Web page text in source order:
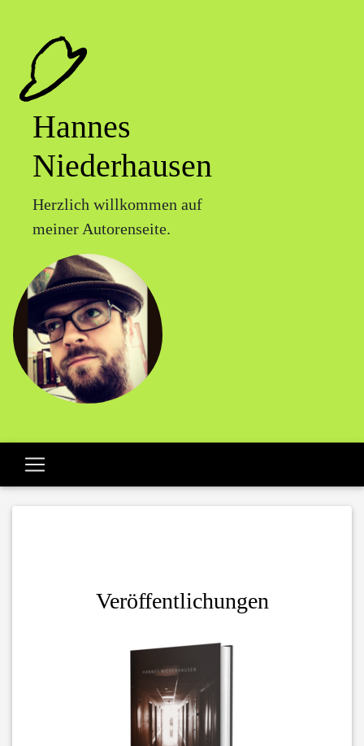
Hannes
Niederhausen
Herzlich willkommen auf
meiner Autorenseite.
Veröffentlichungen